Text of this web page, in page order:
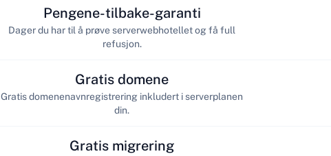
Pengene-tilbake-garanti
Dager du har til å prøve serverwebhotellet og få full
refusjon.
Gratis domene
Gratis domenenavnregistrering inkludert i serverplanen
din.
Gratis migrering